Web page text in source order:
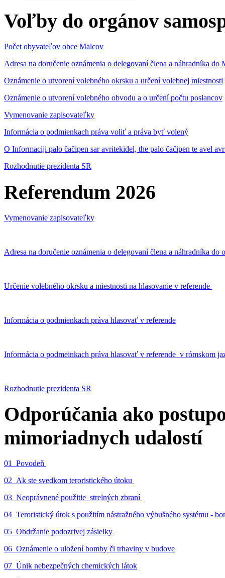
Voľby do orgánov
Počet obyvateľov obce Malcov
Adresa na doručenie oznámenia o delegovaní člena a náhradníka
Oznámenie o utvorení volebného okrsku a určení volebnej miestnosti
Oznámenie o utvorení volebného obvodu a o určení počtu poslancov
Vymenovanie zapisovateľky
Informácia o podmienkach práva voliť a práva byť volený
O Informaciji palo čačipen sar avritekidel, the palo čačipen te avel
Rozhodnutie prezidenta SR
Referendum 2026
Vymenovanie zapisovateľky
Adresa na doručenie oznámenia o delegovaní člena a náhradníka
Určenie volebného okrsku a miestnosti na hlasovanie v referende
Informácia o podmienkach práva hlasovať v referende
Informácia o podmeinkach práva hlasovať v referende v rómskom
Rozhodnutie prezidenta SR
Odporúčania ako
mimoriadnych udalostí
01_Povodeň
02_Ak ste svedkom teroristického útoku
03_Neoprávnené použitie strelných zbraní
04_Teroristický útok s použitím nástražného výbušného systému -
05_Obdržanie podozrivej zásielky
06_Oznámenie o uložení bomby či trhaviny v budove
07_Únik nebezpečných chemických látok